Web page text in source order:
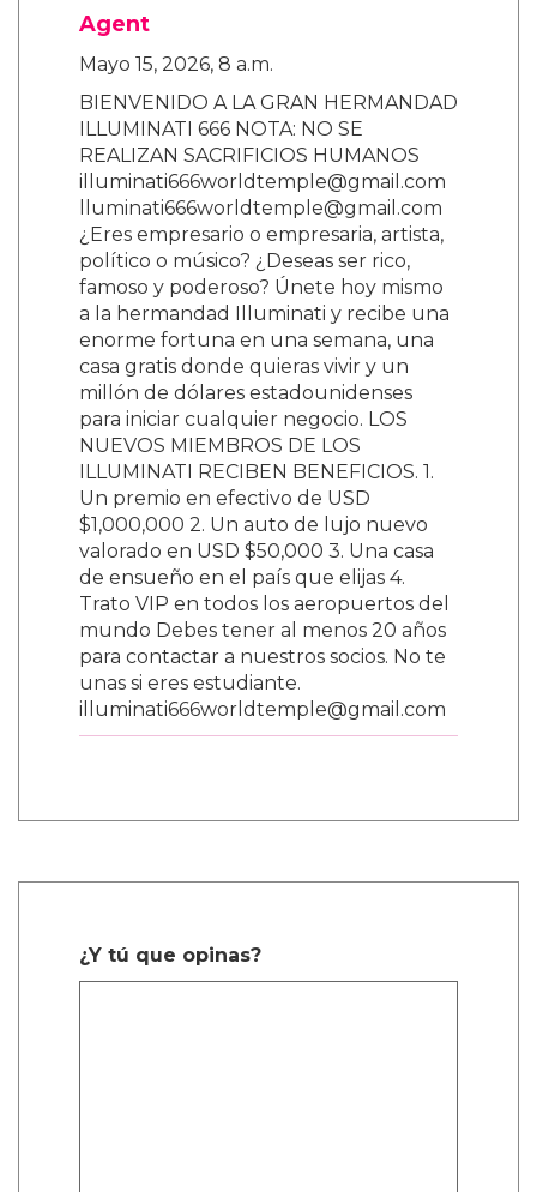
Agent
Mayo 15, 2026, 8 a.m.
BIENVENIDO A LA GRAN HERMANDAD
ILLUMINATI 666 NOTA: NO SE
REALIZAN SACRIFICIOS HUMANOS
illuminati666worldtemple@gmail.com
lluminati666worldtemple@gmail.com
¿Eres empresario o empresaria, artista,
político o músico? ¿Deseas ser rico,
famoso y poderoso? Únete hoy mismo
a la hermandad Illuminati y recibe una
enorme fortuna en una semana, una
casa gratis donde quieras vivir y un
millón de dólares estadounidenses
para iniciar cualquier negocio. LOS
NUEVOS MIEMBROS DE LOS
ILLUMINATI RECIBEN BENEFICIOS. 1.
Un premio en efectivo de USD
$1,000,000 2. Un auto de lujo nuevo
valorado en USD $50,000 3. Una casa
de ensueño en el país que elijas 4.
Trato VIP en todos los aeropuertos del
mundo Debes tener al menos 20 años
para contactar a nuestros socios. No te
unas si eres estudiante.
illuminati666worldtemple@gmail.com
¿Y tú que opinas?